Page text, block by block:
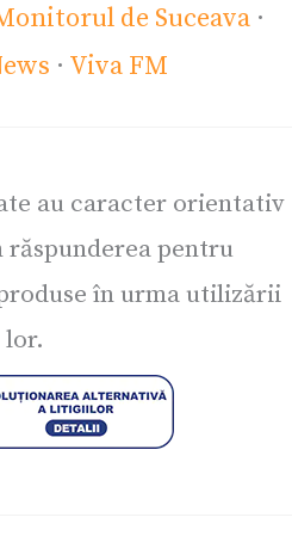
de Suceava ·
· Viva FM
au caracter orientativ
răspunderea pentru
în urma utilizării
lor.